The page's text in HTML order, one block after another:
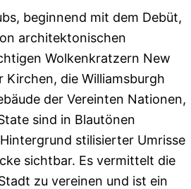
beginnend mit dem Debüt,
architektonischen
Wolkenkratzern New
Kirchen, die Williamsburgh
der Vereinten Nationen,
sind in Blautönen
stilisierter Umrisse
sichtbar. Es vermittelt die
zu vereinen und ist ein